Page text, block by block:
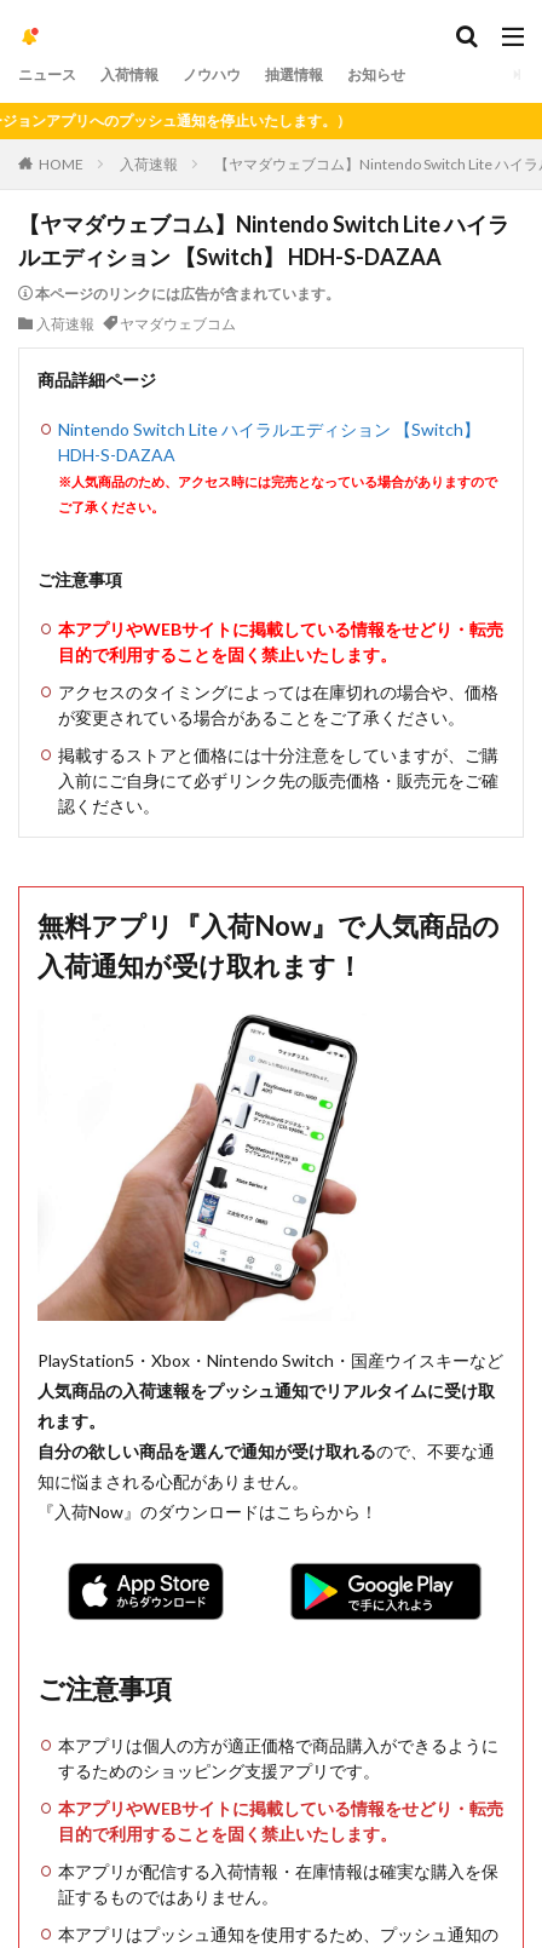
ニュース 入荷情報 ノウハウ 抽選情報 お知らせ
プリへのプッシュ通知を停止いたします。）
HOME 入荷速報 【ヤマダウェブコム】Nintendo Switch Lite ハイ
【ヤマダウェブコム】Nintendo Switch Lite ハイラ
ルエディション 【Switch】 HDH-S-DAZAA
本ページのリンクには広告が含まれています。
入荷速報
ヤマダウェブコム
商品詳細ページ
Nintendo Switch Lite ハイラルエディション 【Switch】
HDH-S-DAZAA
※人気商品のため、アクセス時には完売となっている場合がありますので
ご了承ください。
ご注意事項
本アプリやWEBサイトに掲載している情報をせどり・転売
目的で利用することを固く禁止いたします。
アクセスのタイミングによっては在庫切れの場合や、価格
が変更されている場合があることをご了承ください。
掲載するストアと価格には十分注意をしていますが、ご購
入前にご自身にて必ずリンク先の販売価格・販売元をご確
認ください。
無料アプリ『入荷Now』で人気商品の
入荷通知が受け取れます！
PlayStation5・Xbox・Nintendo Switch・国産ウイスキーなど
人気商品の入荷速報をプッシュ通知でリアルタイムに受け取
れます。
自分の欲しい商品を選んで通知が受け取れるので、不要な通
知に悩まされる心配がありません。
『入荷Now』のダウンロードはこちらから！
ご注意事項
本アプリは個人の方が適正価格で商品購入ができるように
するためのショッピング支援アプリです。
本アプリやWEBサイトに掲載している情報をせどり・転売
目的で利用することを固く禁止いたします。
本アプリが配信する入荷情報・在庫情報は確実な購入を保
証するものではありません。
本アプリはプッシュ通知を使用するため、プッシュ通知の